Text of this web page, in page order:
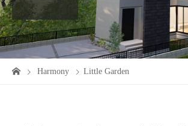
Harmony Little Garden